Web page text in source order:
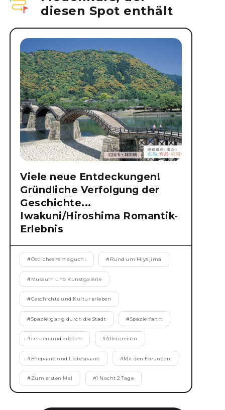
diesen Spot enthält
Viele neue Entdeckungen!
Gründliche Verfolgung der
Geschichte...
Iwakuni/Hiroshima Romantik-
Erlebnis
#Östliches Yamaguchi # Rund um Miyajima
# Museum und Kunstgalerie
#Geschichte und Kultur erleben
#Spaziergang durch die Stadt #Spazierfahrt
# Lernen und erleben #Alleinreisen
# Ehepaare und Liebespaare #Mit den Freunden
# Zum ersten Mal #1 Nacht 2 Tage